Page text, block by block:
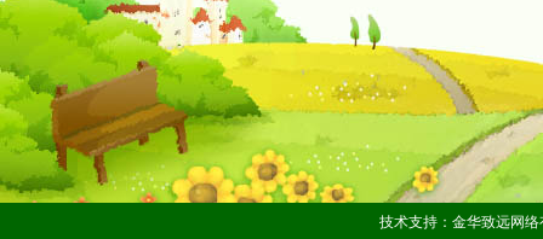
技术支持：金华致远网